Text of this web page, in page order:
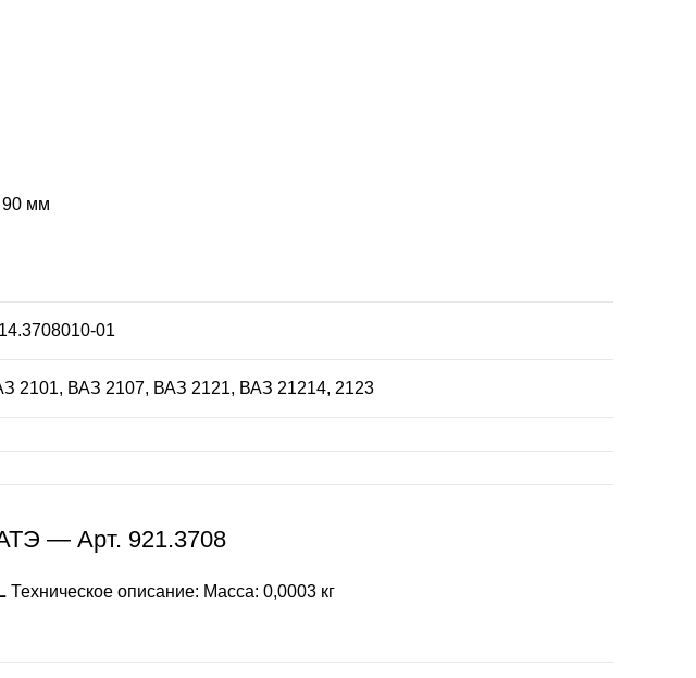
90 мм
01
2101, ВАЗ 2107, ВАЗ 2121, ВАЗ 21214, 2123
— Арт. 921.3708
Техническое описание: Масса: 0,0003 кг